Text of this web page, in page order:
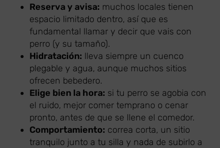
Reserva y avisa: muchos locales tienen
espacio limitado dentro, así que es
fundamental llamar y decir que vais con
perro (y su tamaño).
Hidratación: lleva siempre un cuenco
plegable y agua, aunque muchos sitios
ofrecen bebedero.
Elige bien la hora: si tu perro se agobia con
el ruido, mejor comer temprano o cenar
pronto, antes de que se llene el comedor.
Comportamiento: correa corta, un sitio
tranquilo junto a tu silla y nada de subirlo a